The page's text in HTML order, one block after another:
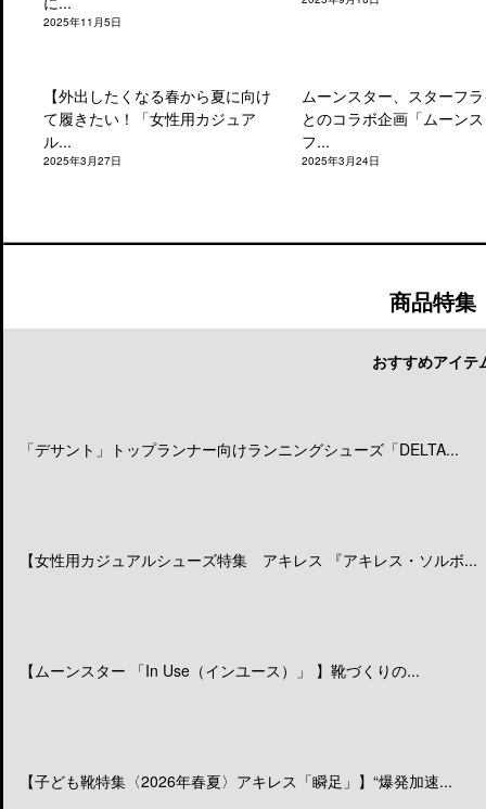
2025年11月5日
【外出したくなる春から夏に向け
て履きたい！「女性用カジュア
ル...
2025年3月27日
ムーンスター、スターフ
とのコラボ企画「ムーン
フ...
2025年3月24日
商品特集
おすすめアイテ
「デサント」トップランナー向けランニングシューズ「DELTA...
【女性用カジュアルシューズ特集 アキレス 『アキレス・ソルボ...
【ムーンスター 「In Use（インユース）」 】靴づくりの...
【子ども靴特集〈2026年春夏〉アキレス「瞬足」】“爆発加速...